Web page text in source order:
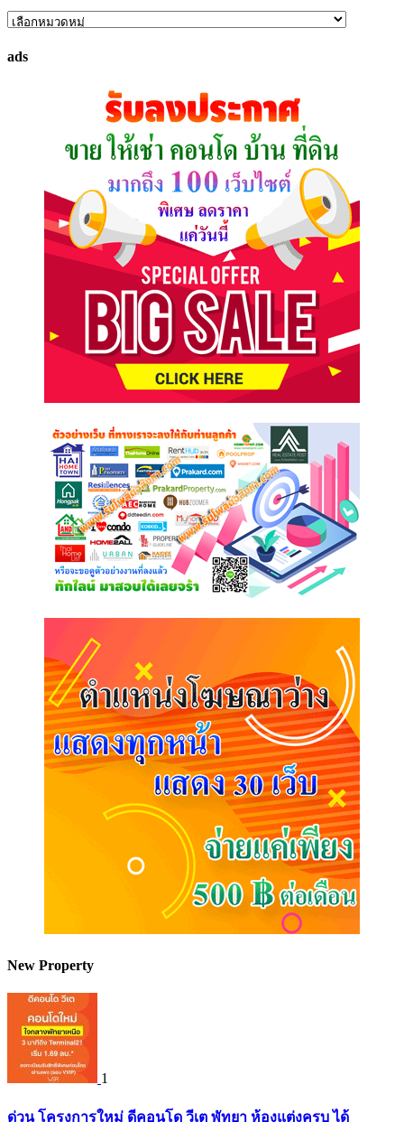
ค้นหา
ที่
ads
New Property
1
ด่วน โครงการใหม่ ดีคอนโด วีเต พัทยา ห้องแต่งครบ ได้